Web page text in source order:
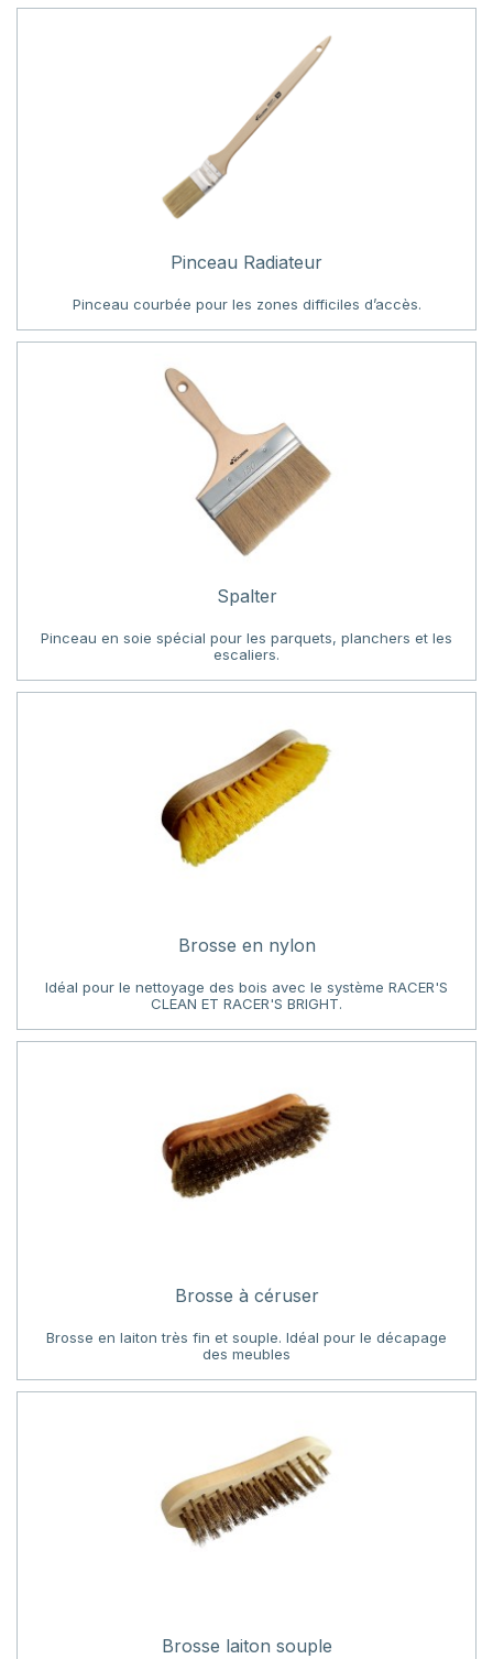
Pinceau Radiateur
Pinceau courbée pour les zones difficiles d’accès.
Spalter
Pinceau en soie spécial pour les parquets, planchers et les
escaliers.
Brosse en nylon
Idéal pour le nettoyage des bois avec le système RACER'S
CLEAN ET RACER'S BRIGHT.
Brosse à céruser
Brosse en laiton très fin et souple. Idéal pour le décapage
des meubles
Brosse laiton souple